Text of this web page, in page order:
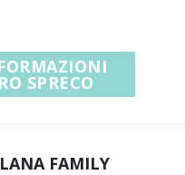
FAMILY
SPRECO